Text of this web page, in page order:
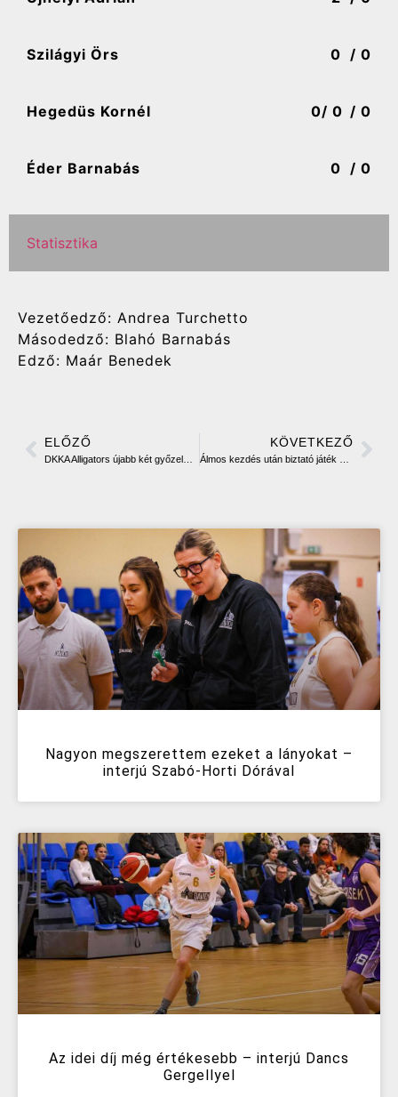
Szilágyi Örs 0 / 0
Hegedüs Kornél 0/ 0 / 0
Éder Barnabás 0 / 0
Statisztika
Vezetőedző: Andrea Turchetto
Másodedző: Blahó Barnabás
Edző: Maár Benedek
ELŐZŐ KÖVETKEZŐ
Nagyon megszerettem ezeket a lányokat –
interjú Szabó-Horti Dórával
Az idei díj még értékesebb – interjú Dancs
Gergellyel